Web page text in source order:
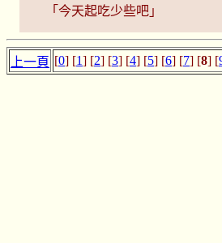
「今天起吃少些吧」
上一頁 [0] [1] [2] [3] [4] [5] [6] [7] [8] [